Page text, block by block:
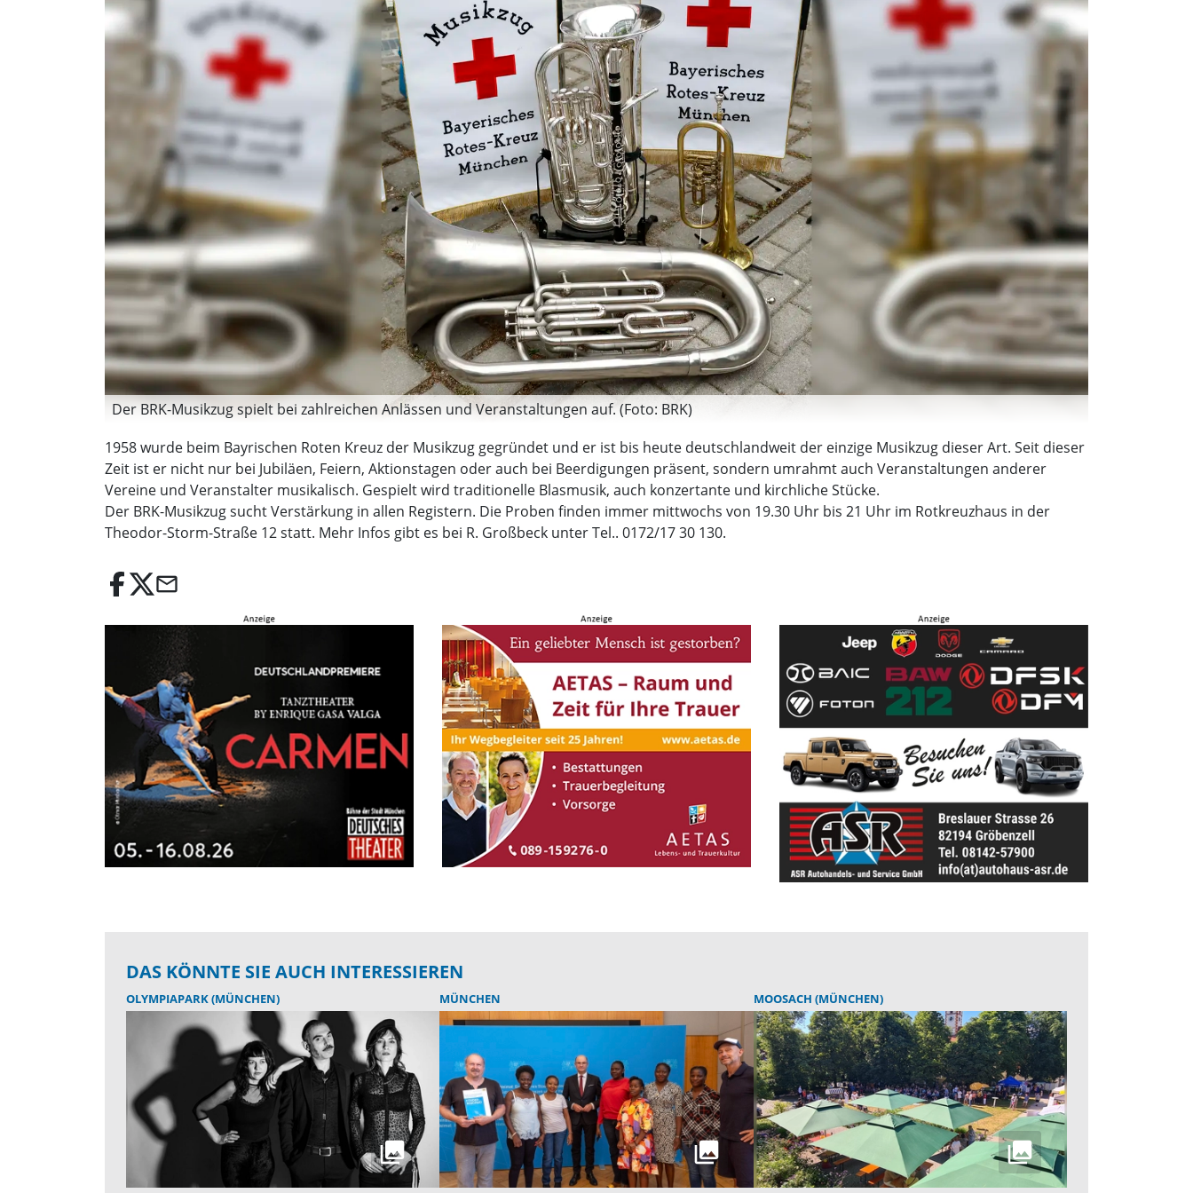
Der BRK-Musikzug spielt bei zahlreichen Anlässen und Veranstaltungen auf. (Foto: BRK)
1958 wurde beim Bayrischen Roten Kreuz der Musikzug gegründet und er ist bis heute deutschlandweit der einzige Musikzug dieser Art. Seit dieser
Zeit ist er nicht nur bei Jubiläen, Feiern, Aktionstagen oder auch bei Beerdigungen präsent, sondern umrahmt auch Veranstaltungen anderer
Vereine und Veranstalter musikalisch. Gespielt wird traditionelle Blasmusik, auch konzertante und kirchliche Stücke.
Der BRK-Musikzug sucht Verstärkung in allen Registern. Die Proben finden immer mittwochs von 19.30 Uhr bis 21 Uhr im Rotkreuzhaus in der
Theodor-Storm-Straße 12 statt. Mehr Infos gibt es bei R. Großbeck unter Tel.. 0172/17 30 130.
email
DAS KÖNNTE SIE AUCH INTERESSIEREN
OLYMPIAPARK (MÜNCHEN) MÜNCHEN MOOSACH (MÜNCHEN)